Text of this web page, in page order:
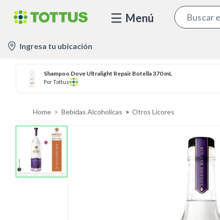
Menú
Ingresa tu ubicación
Shampoo Dove Ultralight Repair Botella 370 mL
PorTottus
Home Bebidas Alcoholicas Otros Licores